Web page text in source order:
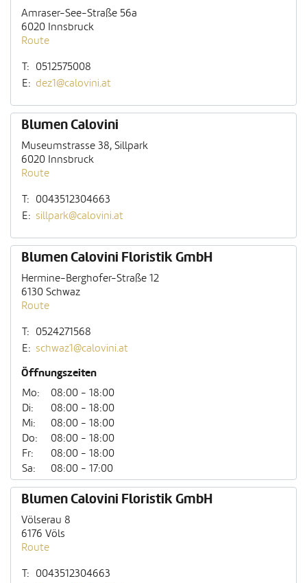
Amraser-See-Straße 56a
6020 Innsbruck
Route
T:
0512575008
E: dez1@calovini.at
Blumen Calovini
Museumstrasse 38, Sillpark
6020 Innsbruck
Route
T:
0043512304663
E: sillpark@calovini.at
Blumen Calovini Floristik GmbH
Hermine-Berghofer-Straße 12
6130 Schwaz
Route
T:
0524271568
E: schwaz1@calovini.at
Öffnungszeiten
Mo:
08:00 - 18:00
Di:
08:00 - 18:00
Mi:
08:00 - 18:00
Do:
08:00 - 18:00
Fr:
08:00 - 18:00
Sa:
08:00 - 17:00
Blumen Calovini Floristik GmbH
Völserau 8
6176 Völs
Route
T:
0043512304663